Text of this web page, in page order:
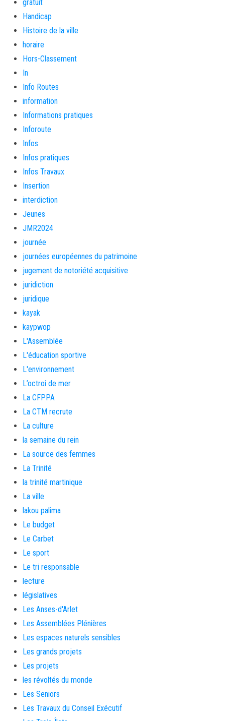
gratuit
Handicap
Histoire de la ville
horaire
Hors-Classement
In
Info Routes
information
Informations pratiques
Inforoute
Infos
Infos pratiques
Infos Travaux
Insertion
interdiction
Jeunes
JMR2024
journée
journées européennes du patrimoine
jugement de notoriété acquisitive
juridiction
juridique
kayak
kaypwop
L'Assemblée
L'éducation sportive
L'environnement
L’octroi de mer
La CFPPA
La CTM recrute
La culture
la semaine du rein
La source des femmes
La Trinité
la trinité martinique
La ville
lakou palima
Le budget
Le Carbet
Le sport
Le tri responsable
lecture
législatives
Les Anses-d'Arlet
Les Assemblées Plénières
Les espaces naturels sensibles
Les grands projets
Les projets
les révoltés du monde
Les Seniors
Les Travaux du Conseil Exécutif